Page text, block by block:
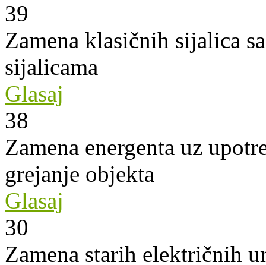
39
Zamena klasičnih sijalica
sijalicama
Glasaj
38
Zamena energenta uz
grejanje objekta
Glasaj
30
Zamena starih električnih